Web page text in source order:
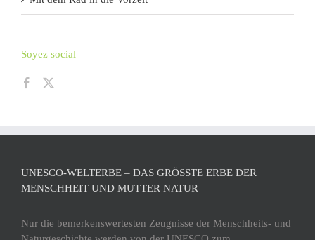
Soyez social
UNESCO-WELTERBE – DAS GRÖSSTE ERBE DER M
ENSCHHEIT UND MUTTER NATUR
Nur die bemerkenswertesten Zeugnisse der Menschheits- und